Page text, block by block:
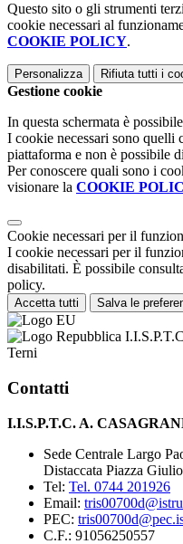
Questo sito o gli strumenti
cookie necessari al
COOKIE POLICY.
Personalizza Rifiuta tutti i
Gestione cookie
In questa schermata è
I cookie necessari sono quelli
piattaforma e non è possibile
Per conoscere quali sono i
visionare la COOKIE
Cookie necessari per il
I cookie necessari per il
disabilitati. È possibile
policy.
Accetta tutti Salva le
Terni
Contatti
I.I.S.P.T.C. A.
Sede Centrale Largo
Distaccata Piazza
Tel: Tel. 0744 201926
Email:
PEC:
C.F.: 91056250557